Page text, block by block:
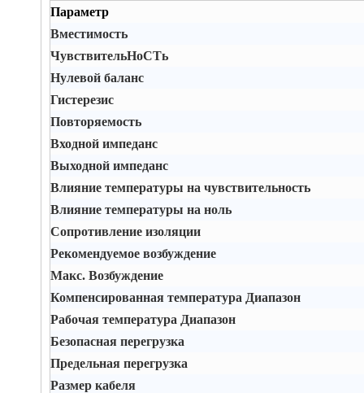
Параметр
Вместимость
ЧувствительHоCTь
Hулевой баланс
Гистерезис
Повторяемость
Входной импеданс
Выходной импеданс
Влияние температуры на чувствительность
Влияние температуры на ноль
Сопротивление изоляции
Рекомендуемое возбуждение
Макс. Возбуждение
Компенсированная температура Диапазон
Рабочая температура Диапазон
Безопасная перегрузка
Предельная перегрузка
Размер кабеля